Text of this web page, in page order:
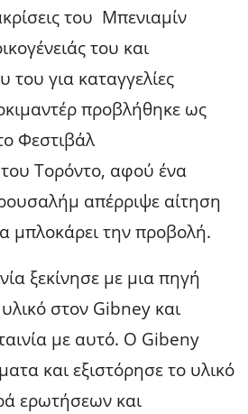
του Μπενιαμίν
του και
του για καταγγελίες
προβλήθηκε ως
Φεστιβάλ
Τορόντο, αφού ένα
απέρριψε αίτηση
μπλοκάρει την προβολή.
ξεκίνησε με μια πηγή
στον Gibney και
με αυτό. Ο Gibeny
και εξιστόρησε το υλικό
ερωτήσεων και